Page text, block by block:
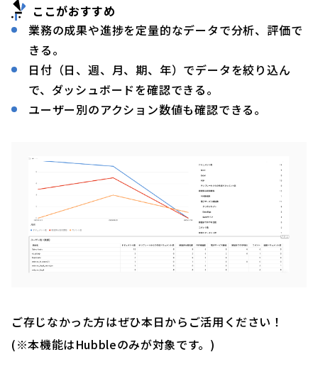
ここがおすすめ
業務の成果や進捗を定量的なデータで分析、評価で
きる。
日付（日、週、月、期、年）でデータを絞り込ん
で、ダッシュボードを確認できる。
ユーザー別のアクション数値も確認できる。
ご存じなかった方はぜひ本日からご活用ください！
(※本機能はHubbleのみが対象です。)